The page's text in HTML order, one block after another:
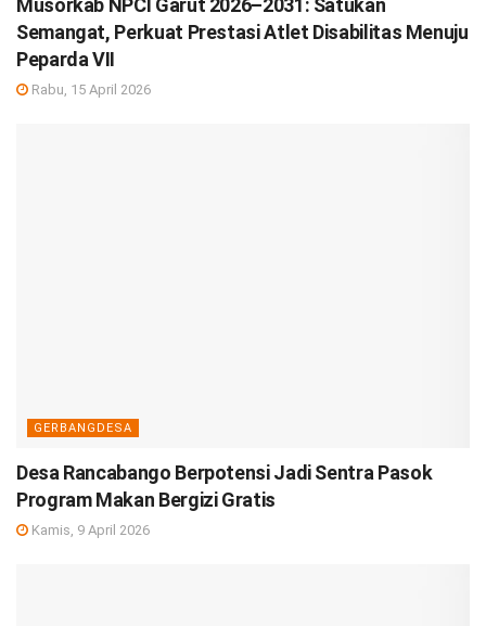
Musorkab NPCI Garut 2026–2031: Satukan
Semangat, Perkuat Prestasi Atlet Disabilitas Menuju
Peparda VII
Rabu, 15 April 2026
GERBANGDESA
Desa Rancabango Berpotensi Jadi Sentra Pasok
Program Makan Bergizi Gratis
Kamis, 9 April 2026